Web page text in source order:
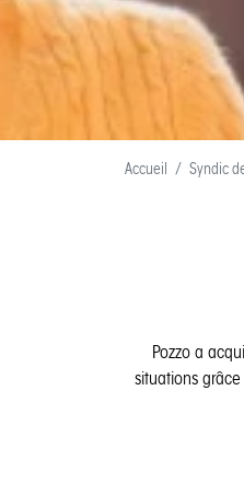
Accueil Syndic
Pozzo a
situations